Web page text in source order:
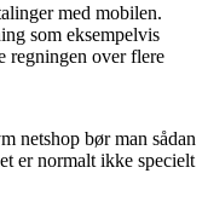
med mobilen.
som eksempelvis
regningen over flere
netshop bør man sådan
er normalt ikke specielt